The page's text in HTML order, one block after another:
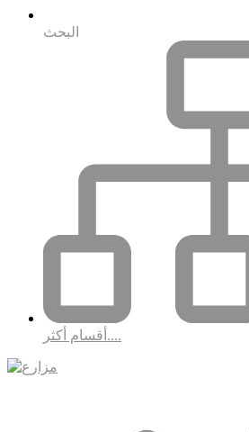
البحث
أقسام أكثر....